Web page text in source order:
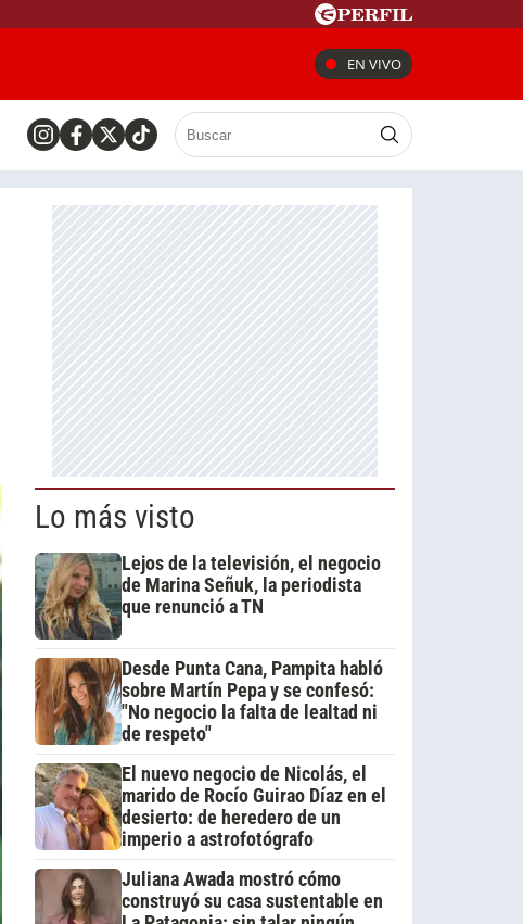
EN VIVO
Lo más visto
Lejos de la televisión, el negocio
de Marina Señuk, la periodista
que renunció a TN
Desde Punta Cana, Pampita habló
sobre Martín Pepa y se confesó:
"No negocio la falta de lealtad ni
de respeto"
El nuevo negocio de Nicolás, el
marido de Rocío Guirao Díaz en el
desierto: de heredero de un
imperio a astrofotógrafo
Juliana Awada mostró cómo
construyó su casa sustentable en